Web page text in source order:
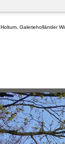
Holtum, Galerieholländer